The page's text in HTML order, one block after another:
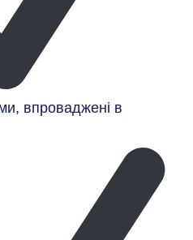
впроваджені в